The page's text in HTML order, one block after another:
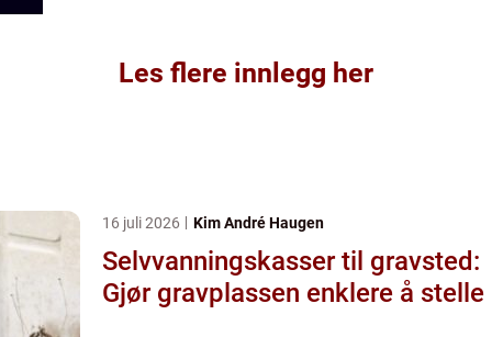
Les flere innlegg her
16 juli 2026 Kim André Haugen
Selvvanningskasser til gravsted:
Gjør gravplassen enklere å stelle